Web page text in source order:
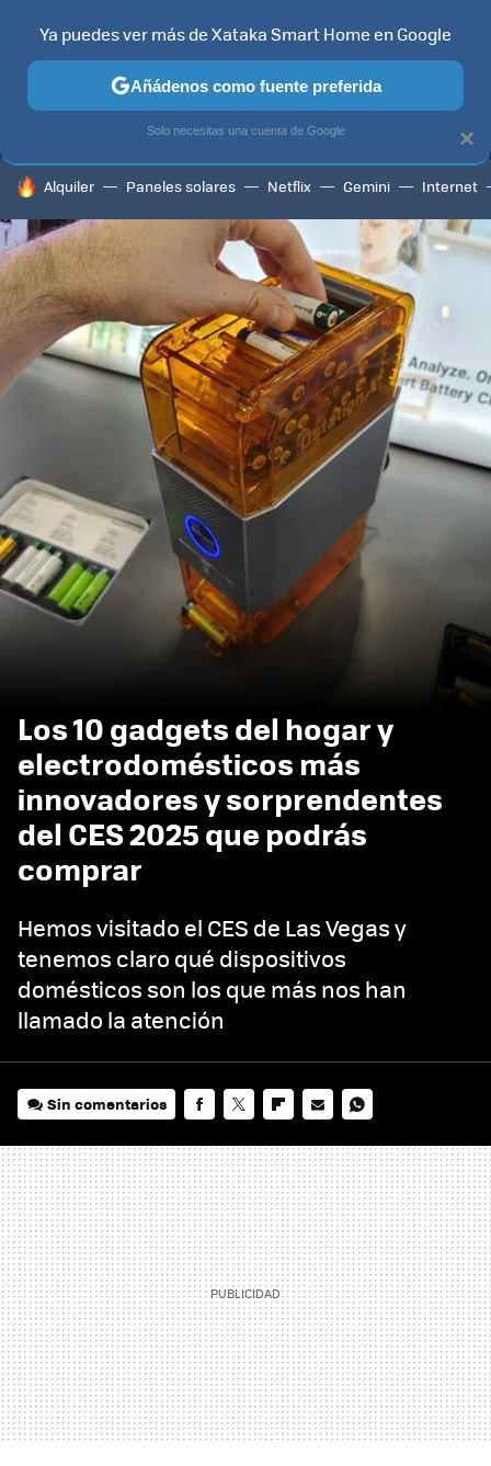
MENÚ NUEVO
CONTENIDOS SMART TV
HOY SE HABLA DE
Alquiler Paneles solares Netflix Gemini Internet
Los 10 gadgets del hogar y
electrodomésticos más
innovadores y sorprendentes
del CES 2025 que podrás
comprar
Hemos visitado el CES de Las Vegas y
tenemos claro qué dispositivos
domésticos son los que más nos han
llamado la atención
Sin comentarios
MAIL
×
Ya puedes ver más de Xataka Smart Home en Google
Añádenos como fuente preferida
Solo necesitas una cuenta de Google